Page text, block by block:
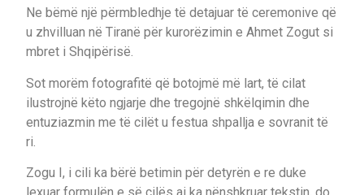
Ne bëmë një përmbledhje të detajuar të ceremonive që
u zhvilluan në Tiranë për kurorëzimin e Ahmet Zogut si
mbret i Shqipërisë.
Sot morëm fotografitë që botojmë më lart, të cilat
ilustrojnë këto ngjarje dhe tregojnë shkëlqimin dhe
entuziazmin me të cilët u festua shpallja e sovranit të
ri.
Zogu I, i cili ka bërë betimin për detyrën e re duke